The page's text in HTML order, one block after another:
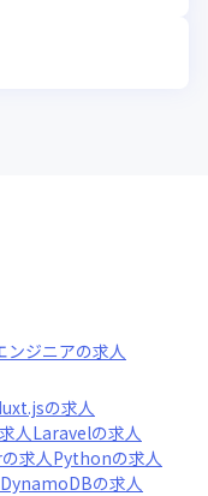
ンジニアの求人
の求人
人Laravelの求人
の求人Pythonの求人
の求人